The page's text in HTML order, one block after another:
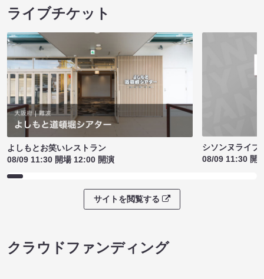
ライブチケット
よしもとお笑いレストラン
08/09 11:30 開場 12:00 開演
シソンヌライ
08/09 11:30 開
サイトを閲覧する
クラウドファンディング